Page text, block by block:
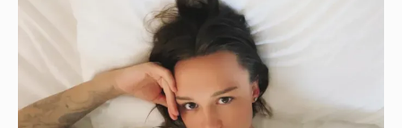
Молится о поездке на Бали: Диана
Шурыгина воцерковилась в СИЗО